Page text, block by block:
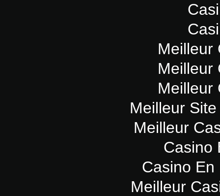
Meilleur
Meilleur
Meilleur
Meilleur
Meilleur
Casino
Casino En
Meilleur